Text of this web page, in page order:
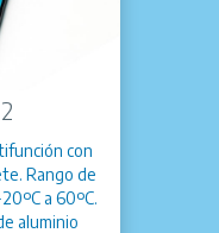
con
Rango de
a 60ºC.
aluminio